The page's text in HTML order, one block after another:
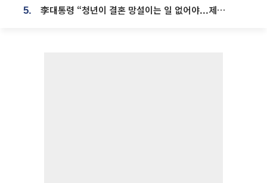
5. 李대통령 “청년이 결혼 망설이는 일 없어야...제도상 불이익 조사”